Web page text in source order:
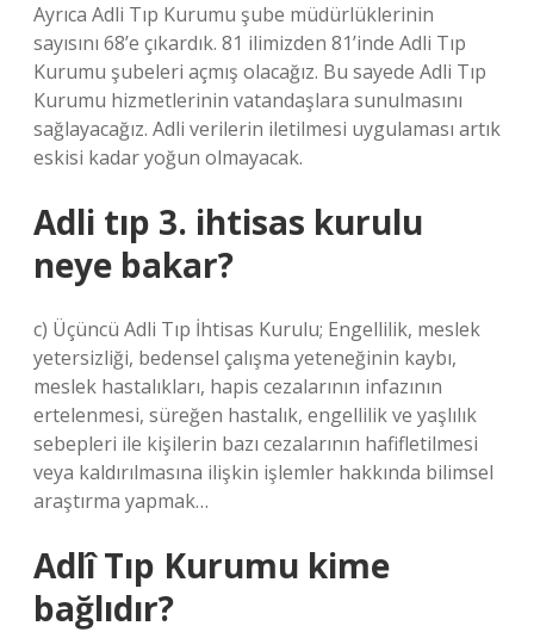
Ayrıca Adli Tıp Kurumu şube müdürlüklerinin
sayısını 68’e çıkardık. 81 ilimizden 81’inde Adli Tıp
Kurumu şubeleri açmış olacağız. Bu sayede Adli Tıp
Kurumu hizmetlerinin vatandaşlara sunulmasını
sağlayacağız. Adli verilerin iletilmesi uygulaması artık
eskisi kadar yoğun olmayacak.
Adli tıp 3. ihtisas kurulu
neye bakar?
c) Üçüncü Adli Tıp İhtisas Kurulu; Engellilik, meslek
yetersizliği, bedensel çalışma yeteneğinin kaybı,
meslek hastalıkları, hapis cezalarının infazının
ertelenmesi, süreğen hastalık, engellilik ve yaşlılık
sebepleri ile kişilerin bazı cezalarının hafifletilmesi
veya kaldırılmasına ilişkin işlemler hakkında bilimsel
araştırma yapmak…
Adlî Tıp Kurumu kime
bağlıdır?